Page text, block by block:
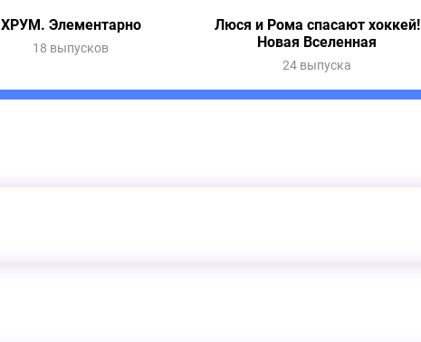
ХРУМ. Элементарно
18 выпусков
Люся и Рома спасают хоккей!
Новая Вселенная
24 выпуска